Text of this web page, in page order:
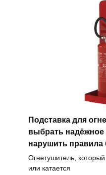
Подставка для
выбрать надёжное
нарушить правила
Огнетушитель,
или катается